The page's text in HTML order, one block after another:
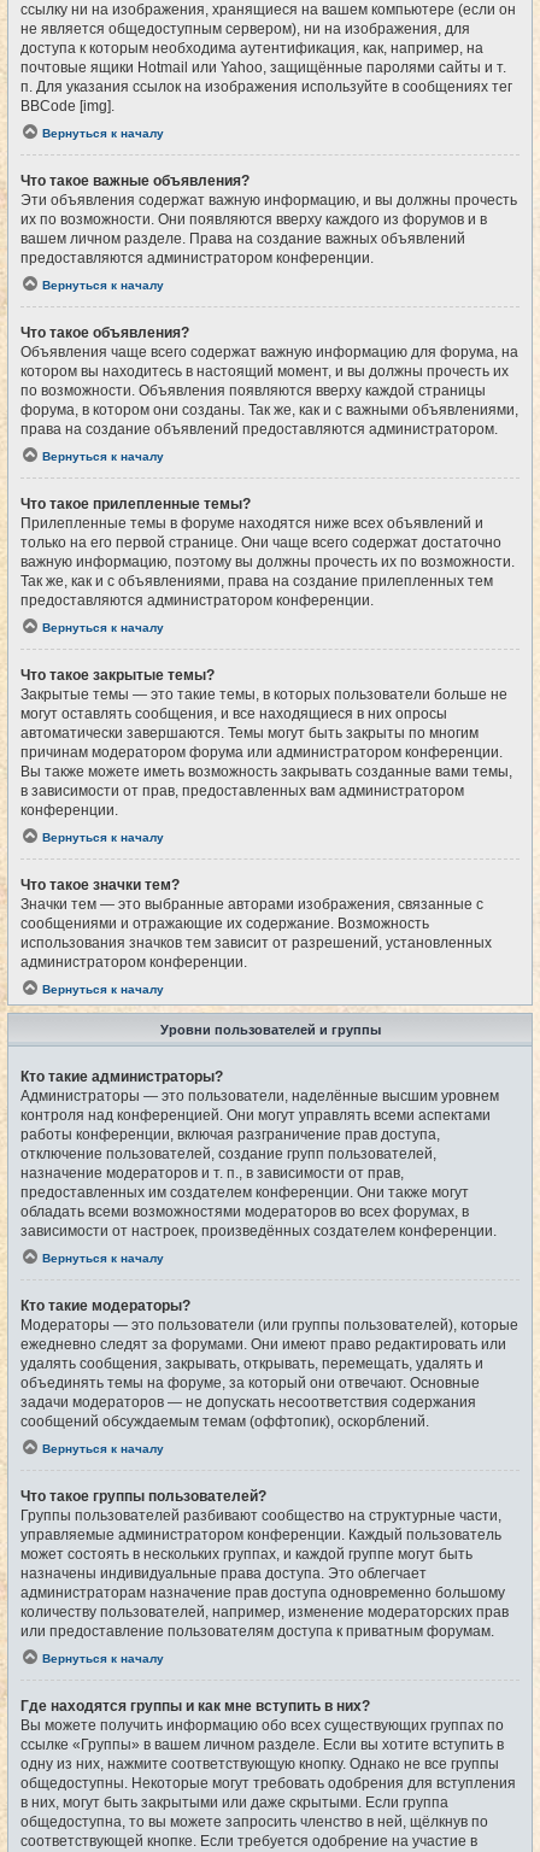
ссылку ни на изображения, хранящиеся на вашем компьютере (если он
не является общедоступным сервером), ни на изображения, для
доступа к которым необходима аутентификация, как, например, на
почтовые ящики Hotmail или Yahoo, защищённые паролями сайты и т.
п. Для указания ссылок на изображения используйте в сообщениях тег
BBCode [img].
Вернуться к началу
Что такое важные объявления?
Эти объявления содержат важную информацию, и вы должны прочесть
их по возможности. Они появляются вверху каждого из форумов и в
вашем личном разделе. Права на создание важных объявлений
предоставляются администратором конференции.
Вернуться к началу
Что такое объявления?
Объявления чаще всего содержат важную информацию для форума, на
котором вы находитесь в настоящий момент, и вы должны прочесть их
по возможности. Объявления появляются вверху каждой страницы
форума, в котором они созданы. Так же, как и с важными объявлениями,
права на создание объявлений предоставляются администратором.
Вернуться к началу
Что такое прилепленные темы?
Прилепленные темы в форуме находятся ниже всех объявлений и
только на его первой странице. Они чаще всего содержат достаточно
важную информацию, поэтому вы должны прочесть их по возможности.
Так же, как и с объявлениями, права на создание прилепленных тем
предоставляются администратором конференции.
Вернуться к началу
Что такое закрытые темы?
Закрытые темы — это такие темы, в которых пользователи больше не
могут оставлять сообщения, и все находящиеся в них опросы
автоматически завершаются. Темы могут быть закрыты по многим
причинам модератором форума или администратором конференции.
Вы также можете иметь возможность закрывать созданные вами темы,
в зависимости от прав, предоставленных вам администратором
конференции.
Вернуться к началу
Что такое значки тем?
Значки тем — это выбранные авторами изображения, связанные с
сообщениями и отражающие их содержание. Возможность
использования значков тем зависит от разрешений, установленных
администратором конференции.
Вернуться к началу
Уровни пользователей и группы
Кто такие администраторы?
Администраторы — это пользователи, наделённые высшим уровнем
контроля над конференцией. Они могут управлять всеми аспектами
работы конференции, включая разграничение прав доступа,
отключение пользователей, создание групп пользователей,
назначение модераторов и т. п., в зависимости от прав,
предоставленных им создателем конференции. Они также могут
обладать всеми возможностями модераторов во всех форумах, в
зависимости от настроек, произведённых создателем конференции.
Вернуться к началу
Кто такие модераторы?
Модераторы — это пользователи (или группы пользователей), которые
ежедневно следят за форумами. Они имеют право редактировать или
удалять сообщения, закрывать, открывать, перемещать, удалять и
объединять темы на форуме, за который они отвечают. Основные
задачи модераторов — не допускать несоответствия содержания
сообщений обсуждаемым темам (оффтопик), оскорблений.
Вернуться к началу
Что такое группы пользователей?
Группы пользователей разбивают сообщество на структурные части,
управляемые администратором конференции. Каждый пользователь
может состоять в нескольких группах, и каждой группе могут быть
назначены индивидуальные права доступа. Это облегчает
администраторам назначение прав доступа одновременно большому
количеству пользователей, например, изменение модераторских прав
или предоставление пользователям доступа к приватным форумам.
Вернуться к началу
Где находятся группы и как мне вступить в них?
Вы можете получить информацию обо всех существующих группах по
ссылке «Группы» в вашем личном разделе. Если вы хотите вступить в
одну из них, нажмите соответствующую кнопку. Однако не все группы
общедоступны. Некоторые могут требовать одобрения для вступления
в них, могут быть закрытыми или даже скрытыми. Если группа
общедоступна, то вы можете запросить членство в ней, щёлкнув по
соответствующей кнопке. Если требуется одобрение на участие в